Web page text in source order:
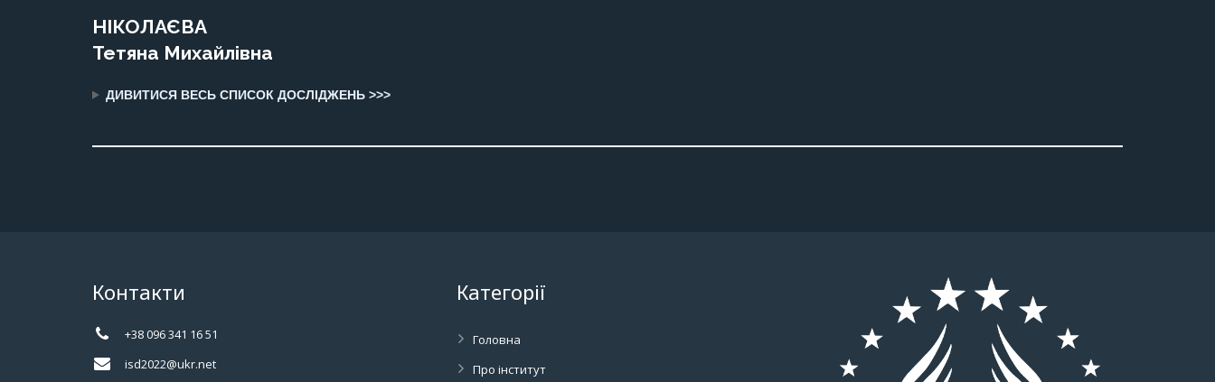
НІКОЛАЄВА
Тетяна Михайлівна
ДИВИТИСЯ ВЕСЬ СПИСОК ДОСЛІДЖЕНЬ >>>
Контакти
+38 096 341 16 51
isd2022@ukr.net
Категорії
Головна
Про інститут